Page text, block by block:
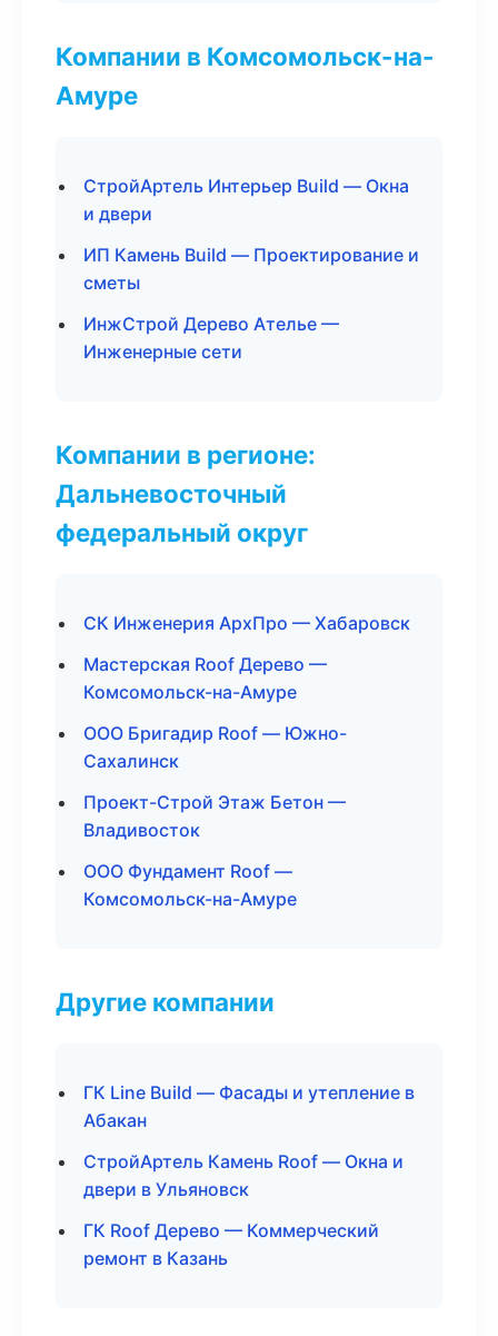
Компании в Комсомольск-на-
Амуре
СтройАртель Интерьер Build — Окна
и двери
ИП Камень Build — Проектирование и
сметы
ИнжСтрой Дерево Ателье —
Инженерные сети
Компании в регионе:
Дальневосточный
федеральный округ
СК Инженерия АрхПро — Хабаровск
Мастерская Roof Дерево —
Комсомольск-на-Амуре
ООО Бригадир Roof — Южно-
Сахалинск
Проект-Строй Этаж Бетон —
Владивосток
ООО Фундамент Roof —
Комсомольск-на-Амуре
Другие компании
ГК Line Build — Фасады и утепление в
Абакан
СтройАртель Камень Roof — Окна и
двери в Ульяновск
ГК Roof Дерево — Коммерческий
ремонт в Казань